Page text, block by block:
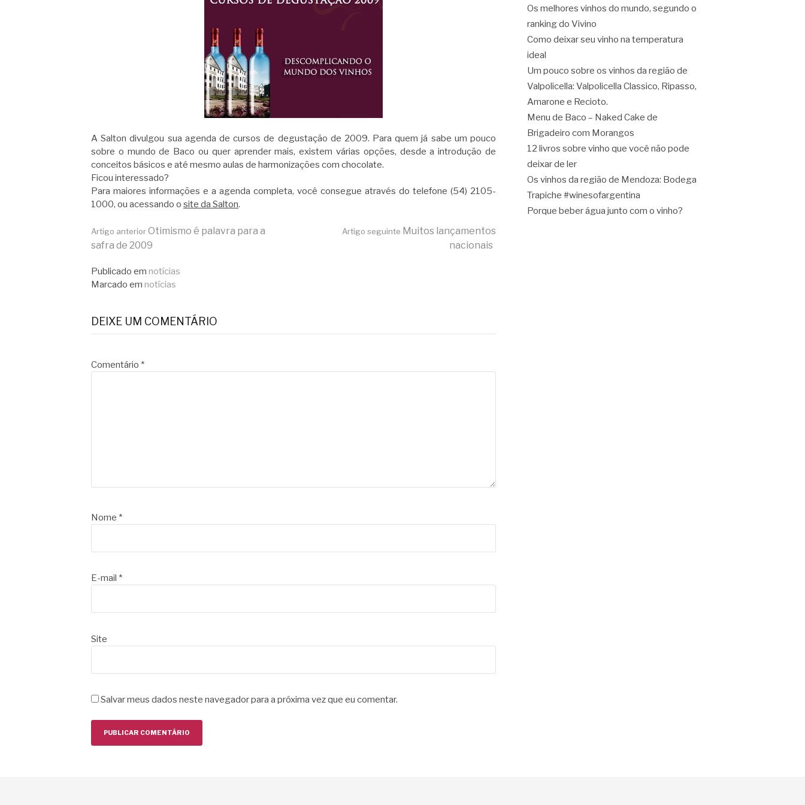
A Salton divulgou sua agenda de cursos de degustação de 2009. Para quem já sabe um pouco
sobre o mundo de Baco ou quer aprender mais, existem várias opções, desde a introdução de
conceitos básicos e até mesmo aulas de harmonizações com chocolate.
Ficou interessado?
Para maiores informações e a agenda completa, você consegue através do telefone (54) 2105-
1000, ou acessando o site da Salton.
Continue
lendo
Artigo anteriorOtimismo é palavra para a
safra de 2009
Artigo seguinte Muitos lançamentos
nacionais
Publicado em notícias
Marcado em notícias
DEIXE UM COMENTÁRIO
Comentário *
Nome *
E-mail *
Site
Salvar meus dados neste navegador para a próxima vez que eu comentar.
Os melhores vinhos do mundo, segundo o
ranking do Vivino
Como deixar seu vinho na temperatura
ideal
Um pouco sobre os vinhos da região de
Valpolicella: Valpolicella Classico, Ripasso,
Amarone e Recioto.
Menu de Baco – Naked Cake de
Brigadeiro com Morangos
12 livros sobre vinho que você não pode
deixar de ler
Os vinhos da região de Mendoza: Bodega
Trapiche #winesofargentina
Porque beber água junto com o vinho?